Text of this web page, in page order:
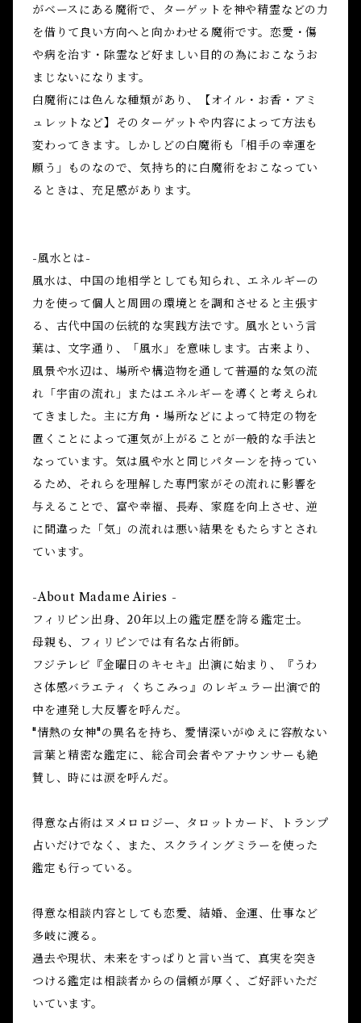
がベースにある魔術で、ターゲットを神や精霊などの力
を借りて良い方向へと向かわせる魔術です。恋愛・傷
や病を治す・除霊など好ましい目的の為におこなうお
まじないになります。
白魔術には色んな種類があり、【オイル・お香・アミ
ュレットなど】そのターゲットや内容によって方法も
変わってきます。しかしどの白魔術も「相手の幸運を
願う」ものなので、気持ち的に白魔術をおこなってい
るときは、充足感があります。
-風水とは-
風水は、中国の地相学としても知られ、エネルギーの
力を使って個人と周囲の環境とを調和させると主張す
る、古代中国の伝統的な実践方法です。風水という言
葉は、文字通り、「風水」を意味します。古来より、
風景や水辺は、場所や構造物を通して普遍的な気の流
れ「宇宙の流れ」またはエネルギーを導くと考えられ
てきました。主に方角・場所などによって特定の物を
置くことによって運気が上がることが一般的な手法と
なっています。気は風や水と同じパターンを持ってい
るため、それらを理解した専門家がその流れに影響を
与えることで、富や幸福、長寿、家庭を向上させ、逆
に間違った「気」の流れは悪い結果をもたらすとされ
ています。
-About Madame Airies -
フィリピン出身、20年以上の鑑定歴を誇る鑑定士。
母親も、フィリピンでは有名な占術師。
フジテレビ『金曜日のキセキ』出演に始まり、『うわ
さ体感バラエティ くちこみっ』のレギュラー出演で的
中を連発し大反響を呼んだ。
"情熱の女神"の異名を持ち、愛情深いがゆえに容赦ない
言葉と精密な鑑定に、総合司会者やアナウンサーも絶
賛し、時には涙を呼んだ。
得意な占術はヌメロロジー、タロットカード、トランプ
占いだけでなく、また、スクライングミラーを使った
鑑定も行っている。
得意な相談内容としても恋愛、結婚、金運、仕事など
多岐に渡る。
過去や現状、未来をすっぱりと言い当て、真実を突き
つける鑑定は相談者からの信頼が厚く、ご好評いただ
いています。